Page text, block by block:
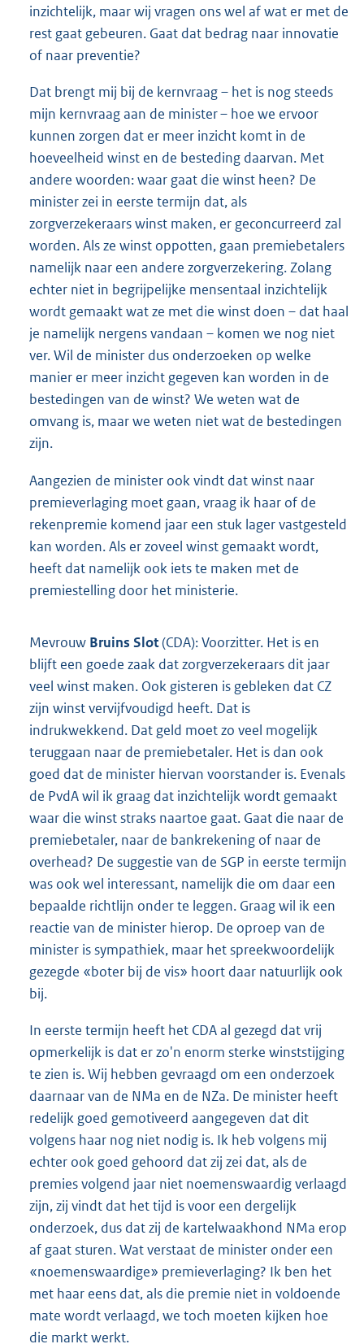
inzichtelijk, maar wij vragen ons wel af wat er met de
rest gaat gebeuren. Gaat dat bedrag naar innovatie
of naar preventie?
Dat brengt mij bij de kernvraag – het is nog steeds
mijn kernvraag aan de minister – hoe we ervoor
kunnen zorgen dat er meer inzicht komt in de
hoeveelheid winst en de besteding daarvan. Met
andere woorden: waar gaat die winst heen? De
minister zei in eerste termijn dat, als
zorgverzekeraars winst maken, er geconcurreerd zal
worden. Als ze winst oppotten, gaan premiebetalers
namelijk naar een andere zorgverzekering. Zolang
echter niet in begrijpelijke mensentaal inzichtelijk
wordt gemaakt wat ze met die winst doen – dat haal
je namelijk nergens vandaan – komen we nog niet
ver. Wil de minister dus onderzoeken op welke
manier er meer inzicht gegeven kan worden in de
bestedingen van de winst? We weten wat de
omvang is, maar we weten niet wat de bestedingen
zijn.
Aangezien de minister ook vindt dat winst naar
premieverlaging moet gaan, vraag ik haar of de
rekenpremie komend jaar een stuk lager vastgesteld
kan worden. Als er zoveel winst gemaakt wordt,
heeft dat namelijk ook iets te maken met de
premiestelling door het ministerie.
Mevrouw Bruins Slot(CDA): Voorzitter. Het is en
blijft een goede zaak dat zorgverzekeraars dit jaar
veel winst maken. Ook gisteren is gebleken dat CZ
zijn winst vervijfvoudigd heeft. Dat is
indrukwekkend. Dat geld moet zo veel mogelijk
teruggaan naar de premiebetaler. Het is dan ook
goed dat de minister hiervan voorstander is. Evenals
de PvdA wil ik graag dat inzichtelijk wordt gemaakt
waar die winst straks naartoe gaat. Gaat die naar de
premiebetaler, naar de bankrekening of naar de
overhead? De suggestie van de SGP in eerste termijn
was ook wel interessant, namelijk die om daar een
bepaalde richtlijn onder te leggen. Graag wil ik een
reactie van de minister hierop. De oproep van de
minister is sympathiek, maar het spreekwoordelijk
gezegde «boter bij de vis» hoort daar natuurlijk ook
bij.
In eerste termijn heeft het CDA al gezegd dat vrij
opmerkelijk is dat er zo'n enorm sterke winststijging
te zien is. Wij hebben gevraagd om een onderzoek
daarnaar van de NMa en de NZa. De minister heeft
redelijk goed gemotiveerd aangegeven dat dit
volgens haar nog niet nodig is. Ik heb volgens mij
echter ook goed gehoord dat zij zei dat, als de
premies volgend jaar niet noemenswaardig verlaagd
zijn, zij vindt dat het tijd is voor een dergelijk
onderzoek, dus dat zij de kartelwaakhond NMa erop
af gaat sturen. Wat verstaat de minister onder een
«noemenswaardige» premieverlaging? Ik ben het
met haar eens dat, als die premie niet in voldoende
mate wordt verlaagd, we toch moeten kijken hoe
die markt werkt.